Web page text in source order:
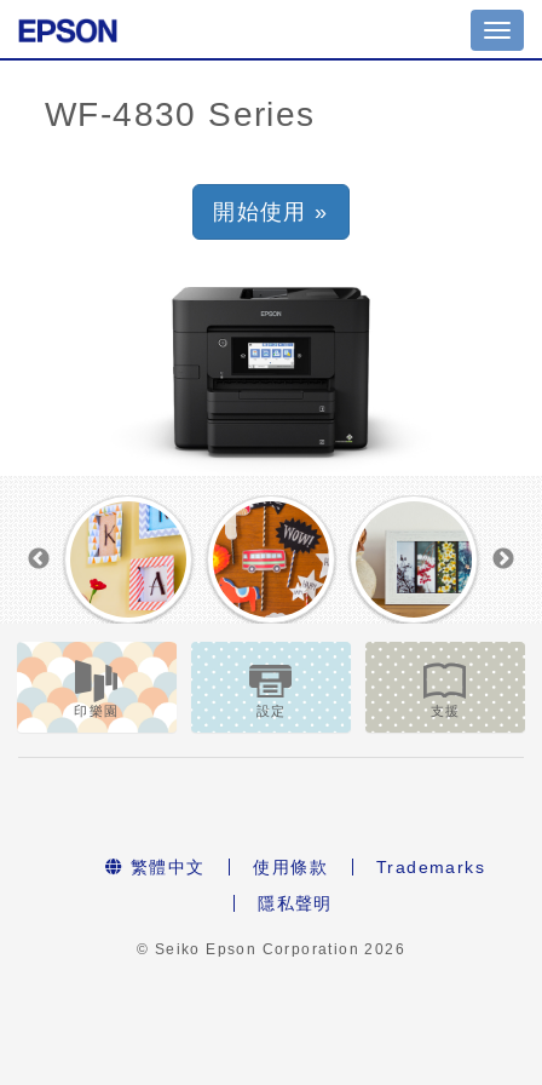
開始使用 »
印樂園 設定 支援
繁體中文 使用條款
Trademarks
隱私聲明
© Seiko Epson Corporation2026